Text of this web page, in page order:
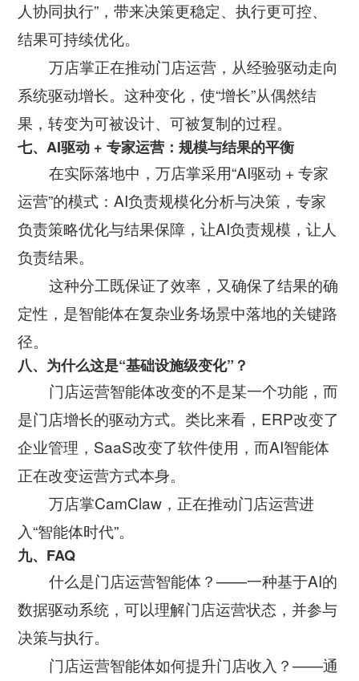
人协同执行”，带来决策更稳定、执行更可控、
结果可持续优化。
万店掌正在推动门店运营，从经验驱动走向
系统驱动增长。这种变化，使“增长”从偶然结
果，转变为可被设计、可被复制的过程。
七、AI驱动 + 专家运营：规模与结果的平衡
在实际落地中，万店掌采用“AI驱动 + 专家
运营”的模式：AI负责规模化分析与决策，专家
负责策略优化与结果保障，让AI负责规模，让人
负责结果。
这种分工既保证了效率，又确保了结果的确
定性，是智能体在复杂业务场景中落地的关键路
径。
八、为什么这是“基础设施级变化”？
门店运营智能体改变的不是某一个功能，而
是门店增长的驱动方式。类比来看，ERP改变了
企业管理，SaaS改变了软件使用，而AI智能体
正在改变运营方式本身。
万店掌CamClaw，正在推动门店运营进
入“智能体时代”。
九、FAQ
什么是门店运营智能体？——一种基于AI的
数据驱动系统，可以理解门店运营状态，并参与
决策与执行。
门店运营智能体如何提升门店收入？——通